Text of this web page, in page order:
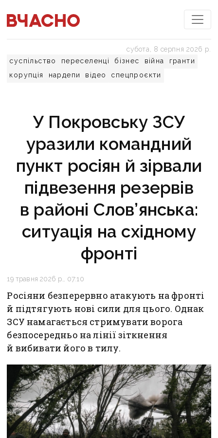
суспільство переселенці бізнес війна
гранти
корупція
нардепи відео спецпроєкти
субота, 8 серпня 2026 р.
У Покровську ЗСУ
уразили командний
пункт росіян й зірвали
підвезення резервів
в районі Слов’янська:
ситуація на східному
фронті
19 травня 2026 р., 07:10
Росіяни безперервно атакують на фронті
й підтягують нові сили для цього. Однак
ЗСУ намагається стримувати ворога
безпосередньо на лінії зіткнення
й вибивати його в тилу.